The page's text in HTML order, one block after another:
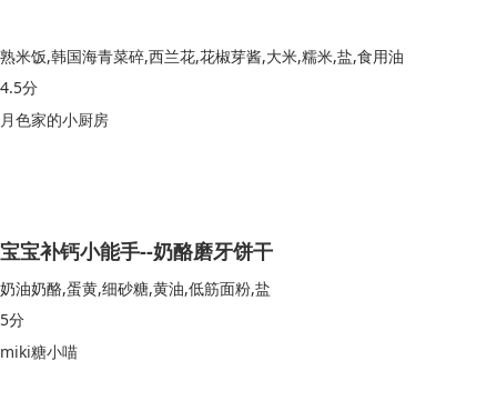
熟米饭,韩国海青菜碎,西兰花,花椒芽酱,大米,糯米,盐,食用油
4.5分
月色家的小厨房
宝宝补钙小能手--奶酪磨牙饼干
奶油奶酪,蛋黄,细砂糖,黄油,低筋面粉,盐
5分
miki糖小喵